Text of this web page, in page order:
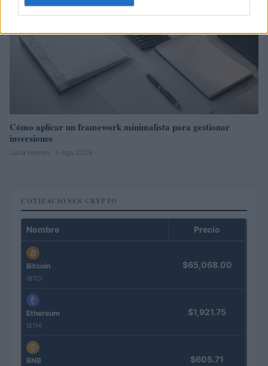
Cómo aplicar un framework minimalista para gestionar
inversiones
Lucía Herrera · 5 Ago 2026
COTIZACIONES CRYPTO
Nombre Precio
Bitcoin
(BTC)
$65,068.00
Ethereum
(ETH)
$1,921.75
BNB $605.71